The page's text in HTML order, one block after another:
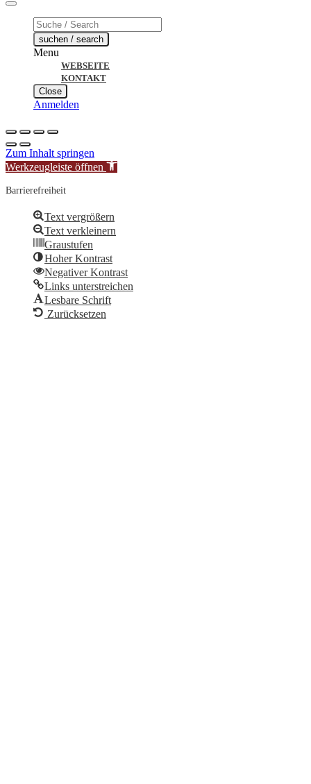
Products
search
suchen / search
Menu
WEBSEITE
KONTAKT
Close
Anmelden
Zum Inhalt springen
Werkzeugleiste öffnen
Barrierefreiheit
Text vergrößern
Text verkleinern
Graustufen
Hoher Kontrast
Negativer Kontrast
Links unterstreichen
Lesbare Schrift
Zurücksetzen